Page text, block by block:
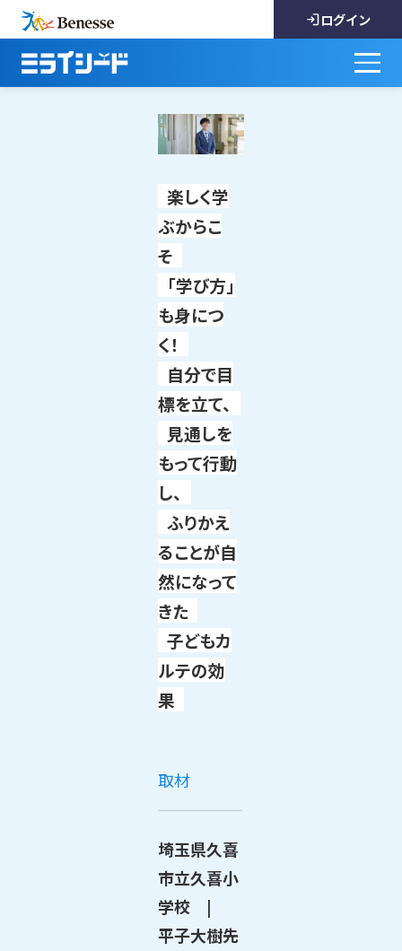
ログイン
楽しく学
ぶからこ
そ
「学び方」
も身につ
く！
自分で目
標を立て、
見通しを
もって行動
し、
ふりかえ
ることが自
然になって
きた
子どもカ
ルテの効
果
取材
埼玉県久喜
市立久喜小
学校 |
平子大樹先